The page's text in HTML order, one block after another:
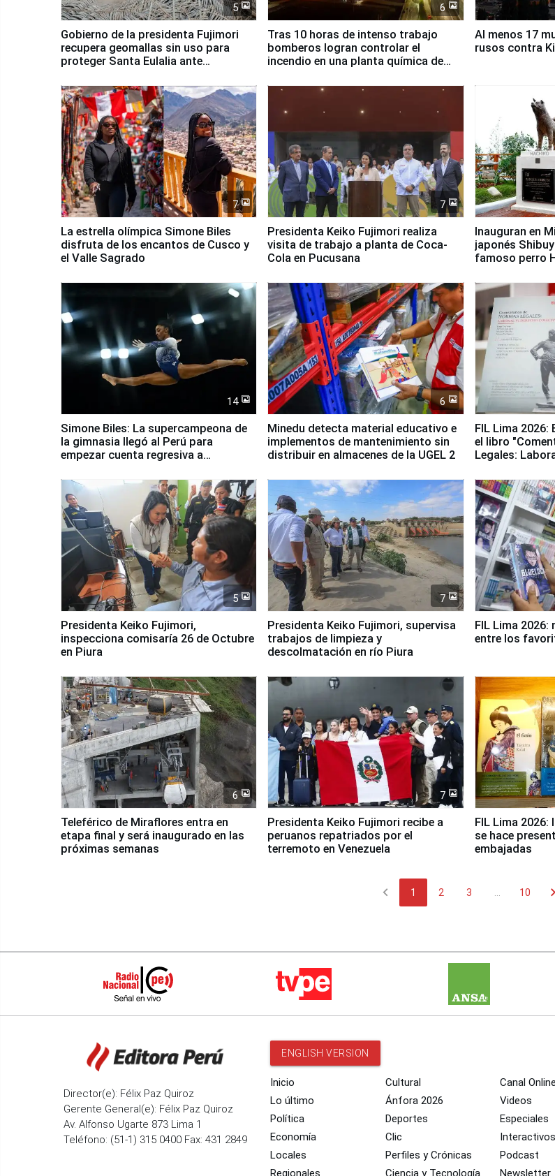
5
Gobierno de la presidenta Fujimori
recupera geomallas sin uso para
proteger Santa Eulalia ante
6
Tras 10 horas de intenso trabajo
bomberos logran controlar el
incendio en una planta química de
Al menos 17
rusos contra
7
La estrella olímpica Simone Biles
disfruta de los encantos de Cusco y
el Valle Sagrado
7
Presidenta Keiko Fujimori realiza
visita de trabajo a planta de Coca-
Cola en Pucusana
Inauguran en
japonés
famoso perro
14
Simone Biles: La supercampeona de
la gimnasia llegó al Perú para
empezar cuenta regresiva a
6
Minedu detecta material educativo e
implementos de mantenimiento sin
distribuir en almacenes de la UGEL 2
FIL Lima
el libro
Legales:
5
Presidenta Keiko Fujimori,
inspecciona comisaría 26 de Octubre
en Piura
7
Presidenta Keiko Fujimori, supervisa
trabajos de limpieza y
descolmatación en río Piura
FIL Lima
entre los
6
Teleférico de Miraflores entra en
etapa final y será inaugurado en las
próximas semanas
7
Presidenta Keiko Fujimori recibe a
peruanos repatriados por el
terremoto en Venezuela
FIL Lima
se hace
embajadas
chevron_left 1 2 3 10 chevron_right
Director(e): Félix Paz Quiroz
Gerente General(e): Félix Paz Quiroz
Av. Alfonso Ugarte 873 Lima 1
Teléfono: (51-1) 315 0400 Fax: 431 2849
ENGLISH VERSION
Inicio
Lo último
Política
Economía
Locales
Regionales
Cultural
Ánfora 2026
Deportes
Clic
Perfiles y Crónicas
Ciencia y Tecnología
Canal Online
Videos
Especiales
Interactivos
Podcast
Newsletter